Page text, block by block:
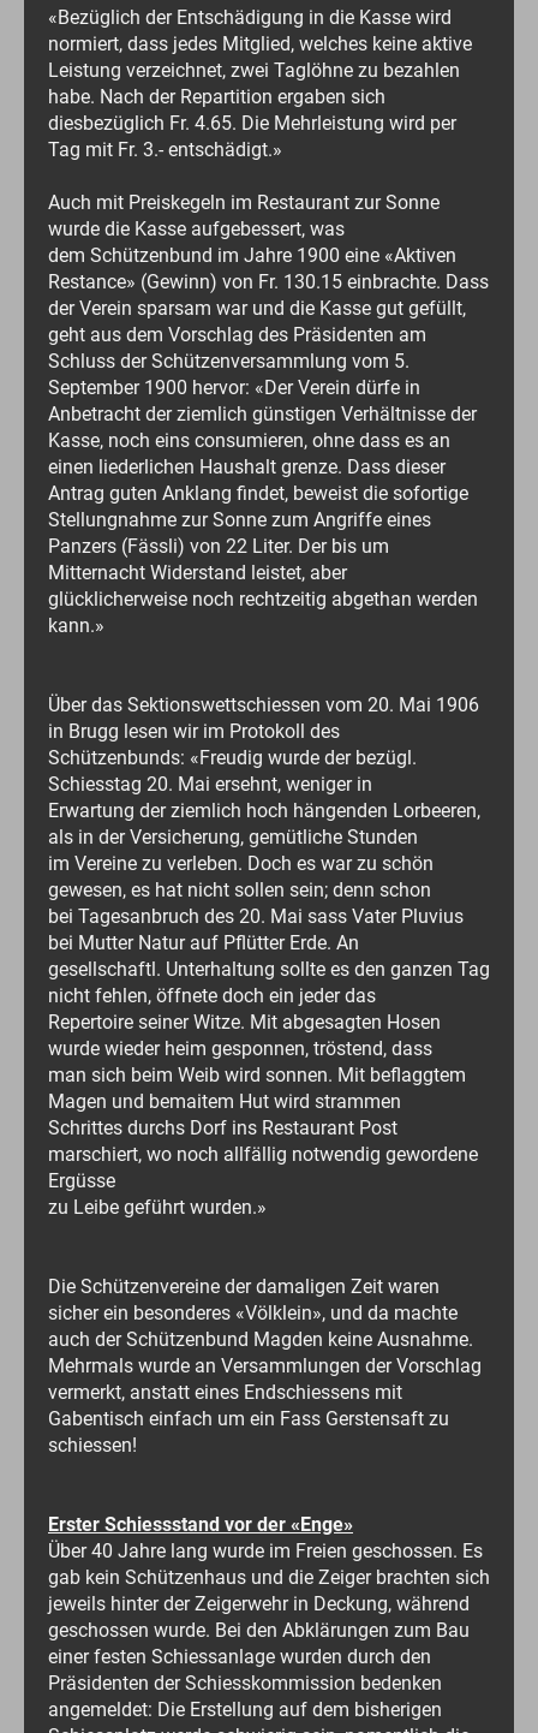
«Bezüglich der Entschädigung in die Kasse wird
normiert, dass jedes Mitglied, welches keine aktive
Leistung verzeichnet, zwei Taglöhne zu bezahlen
habe. Nach der Repartition ergaben sich
diesbezüglich Fr. 4.65. Die Mehrleistung wird per
Tag mit Fr. 3.- entschädigt.»
Auch mit Preiskegeln im Restaurant zur Sonne
wurde die Kasse aufgebessert, was
dem Schützenbund im Jahre 1900 eine «Aktiven
Restance» (Gewinn) von Fr. 130.15 einbrachte. Dass
der Verein sparsam war und die Kasse gut gefüllt,
geht aus dem Vorschlag des Präsidenten am
Schluss der Schützenversammlung vom 5.
September 1900 hervor: «Der Verein dürfe in
Anbetracht der ziemlich günstigen Verhältnisse der
Kasse, noch eins consumieren, ohne dass es an
einen liederlichen Haushalt grenze. Dass dieser
Antrag guten Anklang findet, beweist die sofortige
Stellungnahme zur Sonne zum Angriffe eines
Panzers (Fässli) von 22 Liter. Der bis um
Mitternacht Widerstand leistet, aber
glücklicherweise noch rechtzeitig abgethan werden
kann.»
Über das Sektionswettschiessen vom 20. Mai 1906
in Brugg lesen wir im Protokoll des
Schützenbunds: «Freudig wurde der bezügl.
Schiesstag 20. Mai ersehnt, weniger in
Erwartung der ziemlich hoch hängenden Lorbeeren,
als in der Versicherung, gemütliche Stunden
im Vereine zu verleben. Doch es war zu schön
gewesen, es hat nicht sollen sein; denn schon
bei Tagesanbruch des 20. Mai sass Vater Pluvius
bei Mutter Natur auf Pflütter Erde. An
gesellschaftl. Unterhaltung sollte es den ganzen Tag
nicht fehlen, öffnete doch ein jeder das
Repertoire seiner Witze. Mit abgesagten Hosen
wurde wieder heim gesponnen, tröstend, dass
man sich beim Weib wird sonnen. Mit beflaggtem
Magen und bemaitem Hut wird strammen
Schrittes durchs Dorf ins Restaurant Post
marschiert, wo noch allfällig notwendig gewordene
Ergüsse
zu Leibe geführt wurden.»
Die Schützenvereine der damaligen Zeit waren
sicher ein besonderes «Völklein», und da machte
auch der Schützenbund Magden keine Ausnahme.
Mehrmals wurde an Versammlungen der Vorschlag
vermerkt, anstatt eines Endschiessens mit
Gabentisch einfach um ein Fass Gerstensaft zu
schiessen!
Erster Schiessstand vor der «Enge»
Über 40 Jahre lang wurde im Freien geschossen. Es
gab kein Schützenhaus und die Zeiger brachten sich
jeweils hinter der Zeigerwehr in Deckung, während
geschossen wurde. Bei den Abklärungen zum Bau
einer festen Schiessanlage wurden durch den
Präsidenten der Schiesskommission bedenken
angemeldet: Die Erstellung auf dem bisherigen